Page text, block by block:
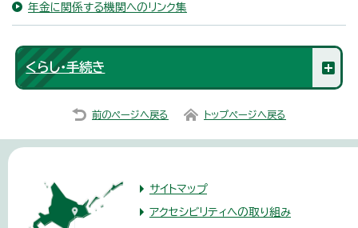
年金に関係する機関へのリンク集
くらし・手続き
前のページへ戻る トップページへ戻る
サイトマップ
アクセシビリティへの取り組み